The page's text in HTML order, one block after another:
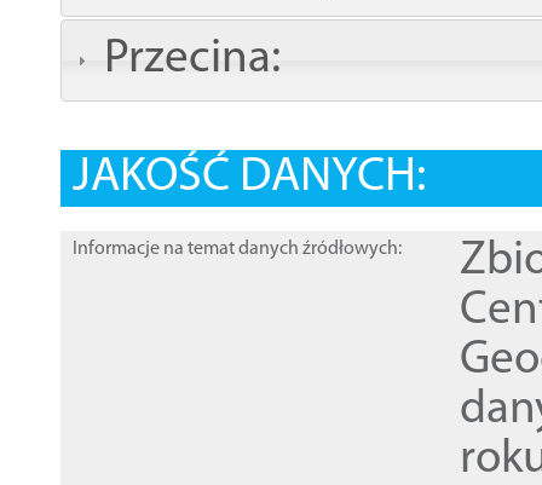
Przecina:
JAKOŚĆ DANYCH:
Informacje na temat danych źródłowych: